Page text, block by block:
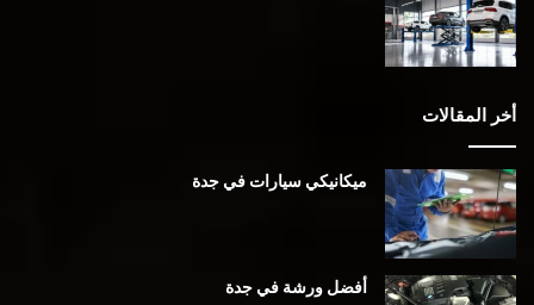
أخر المقالات
ميكانيكي سيارات في جدة
أفضل ورشة في جدة